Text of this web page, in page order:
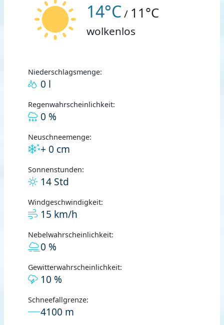
14°C / 11°C
wolkenlos
Niederschlagsmenge:
0 l
Regenwahrscheinlichkeit:
0 %
Neuschneemenge:
+ 0 cm
Sonnenstunden:
14 Std
Windgeschwindigkeit:
15 km/h
Nebelwahrscheinlichkeit:
0 %
Gewitterwahrscheinlichkeit:
10 %
Schneefallgrenze:
4100 m